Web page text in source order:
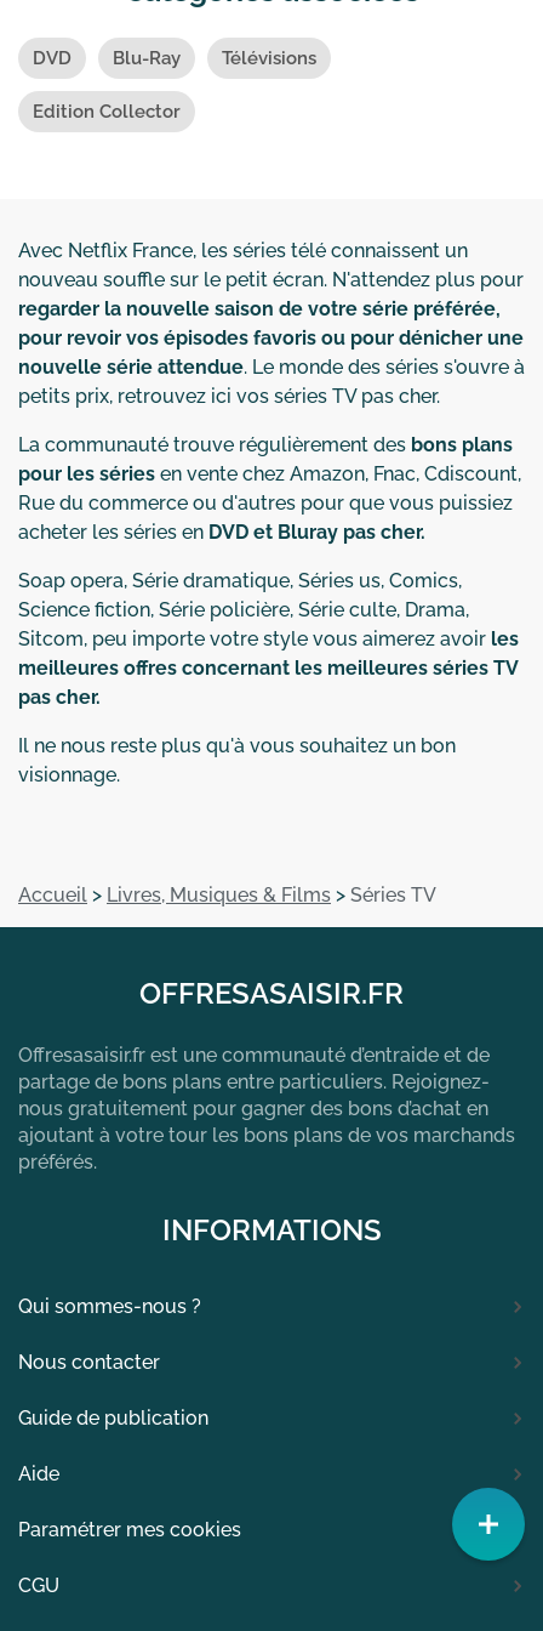
DVD Blu-Ray Télévisions
Edition Collector
Avec Netflix France, les séries télé connaissent un
nouveau souffle sur le petit écran. N'attendez plus pour
regarder la nouvelle saison de votre série préférée,
pour revoir vos épisodes favoris ou pour dénicher une
nouvelle série attendue. Le monde des séries s'ouvre à
petits prix, retrouvez ici vos séries TV pas cher.
La communauté trouve régulièrement des bons plans
pour les séries en vente chez Amazon, Fnac, Cdiscount,
Rue du commerce ou d'autres pour que vous puissiez
acheter les séries en DVD et Bluray pas cher.
Soap opera, Série dramatique, Séries us, Comics,
Science fiction, Série policière, Série culte, Drama,
Sitcom, peu importe votre style vous aimerez avoir les
meilleures offres concernant les meilleures séries TV
pas cher.
Il ne nous reste plus qu'à vous souhaitez un bon
visionnage.
Accueil > Livres, Musiques & Films > Séries TV
OFFRESASAISIR.FR
Offresasaisir.fr est une communauté d’entraide et de
partage de bons plans entre particuliers. Rejoignez-
nous gratuitement pour gagner des bons d’achat en
ajoutant à votre tour les bons plans de vos marchands
préférés.
INFORMATIONS
Qui sommes-nous ?
Nous contacter
Guide de publication
Aide
Paramétrer mes cookies
CGU